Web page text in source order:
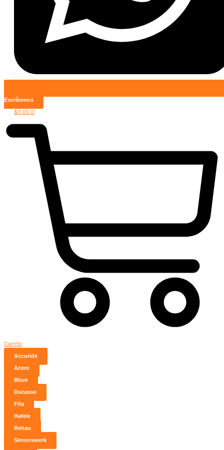
Escríbenos
$0.00 0
Carrito
Accuride
Azero
Blum
Ducasse
Fifa
Hafele
Rehau
Simonswerk